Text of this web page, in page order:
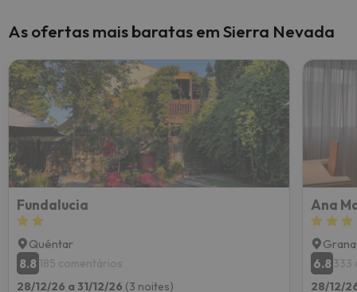
As ofertas mais baratas em Sierra Nevada
Fundalucia
Quéntar
8.8 185 comentários
28/12/26 a 31/12/26 (3 noites)
Ana
6.8 333
28/12/